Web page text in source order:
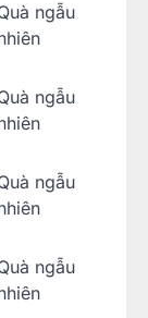
ngẫu
ngẫu
ngẫu
ngẫu